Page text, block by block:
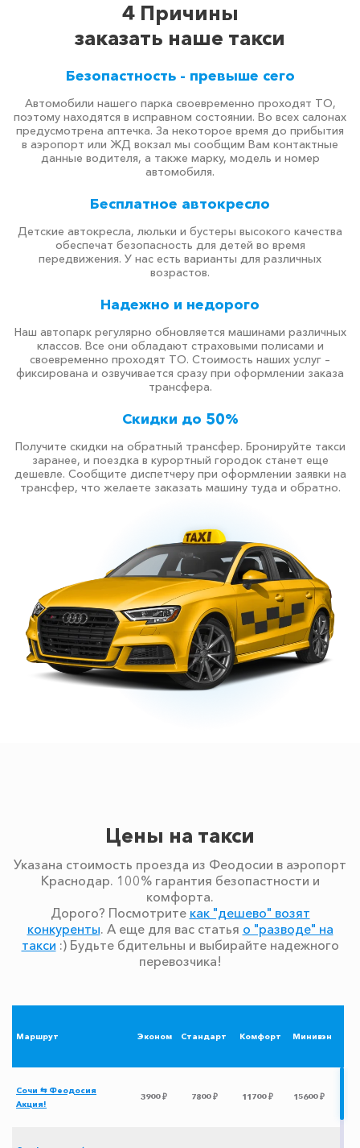
4 Причины
заказать наше такси
Безопастность - превыше сего
Автомобили нашего парка своевременно проходят ТО,
поэтому находятся в исправном состоянии. Во всех салонах
предусмотрена аптечка. За некоторое время до прибытия
в аэропорт или ЖД вокзал мы сообщим Вам контактные
данные водителя, а также марку, модель и номер
автомобиля.
Бесплатное автокресло
Детские автокресла, люльки и бустеры высокого качества
обеспечат безопасность для детей во время
передвижения. У нас есть варианты для различных
возрастов.
Надежно и недорого
Наш автопарк регулярно обновляется машинами различных
классов. Все они обладают страховыми полисами и
своевременно проходят ТО. Стоимость наших услуг –
фиксирована и озвучивается сразу при оформлении заказа
трансфера.
Скидки до 50%
Получите скидки на обратный трансфер. Бронируйте такси
заранее, и поездка в курортный городок станет еще
дешевле. Сообщите диспетчеру при оформлении заявки на
трансфер, что желаете заказать машину туда и обратно.
Цены на такси
Указана стоимость проезда из Феодосии в аэропорт
Краснодар. 100% гарантия безопастности и
комфорта.
Дорого? Посмотрите как "дешево" возят
конкуренты. А еще для вас статья о "разводе" на
такси :) Будьте бдительны и выбирайте надежного
перевозчика!
Маршрут Эконом Стандарт Комфорт Минивэн
Сочи ⇆ Феодосия
Акция!
3900 ₽ 7800 ₽ 11700 ₽ 15600 ₽